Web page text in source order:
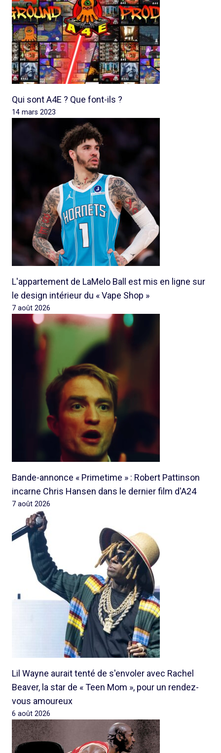
Qui sont A4E ? Que font-ils ?
14 mars 2023
L'appartement de LaMelo Ball est mis en ligne sur
le design intérieur du « Vape Shop »
7 août 2026
Bande-annonce « Primetime » : Robert Pattinson
incarne Chris Hansen dans le dernier film d'A24
7 août 2026
Lil Wayne aurait tenté de s'envoler avec Rachel
Beaver, la star de « Teen Mom », pour un rendez-
vous amoureux
6 août 2026